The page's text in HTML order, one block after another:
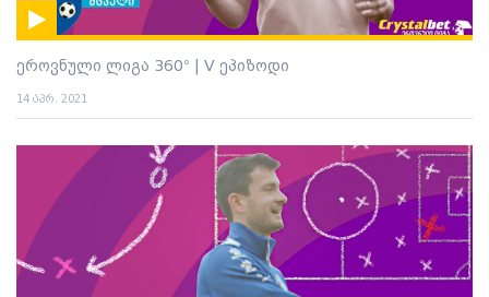
ეროვნული ლიგა 360° | V ეპიზოდი
14 აპრ. 2021